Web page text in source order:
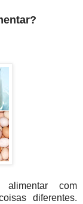
alimentar com
diferentes.